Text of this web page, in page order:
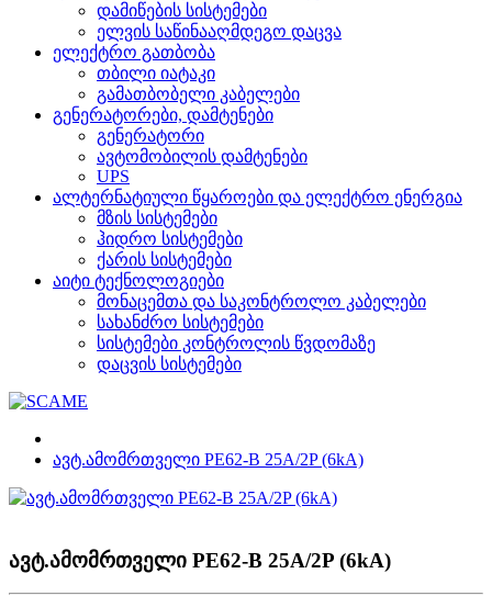
დამიწების სისტემები
ელვის საწინააღმდეგო დაცვა
ელექტრო გათბობა
თბილი იატაკი
გამათბობელი კაბელები
გენერატორები, დამტენები
გენერატორი
ავტომობილის დამტენები
UPS
ალტერნატიული წყაროები და ელექტრო ენერგია
მზის სისტემები
ჰიდრო სისტემები
ქარის სისტემები
აიტი ტექნოლოგიები
მონაცემთა და საკონტროლო კაბელები
სახანძრო სისტემები
სისტემები კონტროლის წვდომაზე
დაცვის სისტემები
ავტ.ამომრთველი PE62-B 25A/2P (6kA)
ავტ.ამომრთველი PE62-B 25A/2P (6kA)